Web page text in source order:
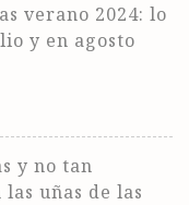
verano 2024: lo
y en agosto
y no tan
uñas de las